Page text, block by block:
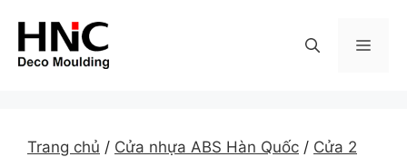
content
Trang chủ / Cửa nhựa ABS Hàn Quốc / Cửa 2